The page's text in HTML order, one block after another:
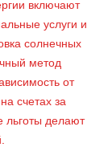
включают
услуги и
солнечных
метод
от
счетах за
льготы делают